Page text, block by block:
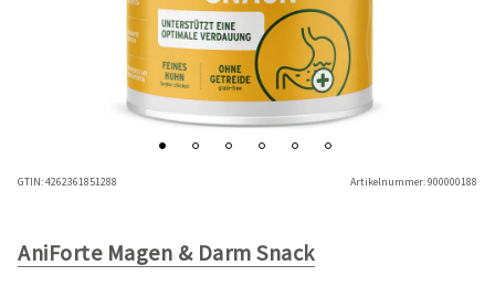
GTIN:4262361851288 Artikelnummer:900000188
AniForte Magen & Darm Snack